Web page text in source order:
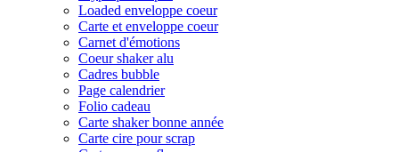
Loaded enveloppe coeur
Carte et enveloppe coeur
Carnet d'émotions
Coeur shaker alu
Cadres bubble
Page calendrier
Folio cadeau
Carte shaker bonne année
Carte cire pour scrap